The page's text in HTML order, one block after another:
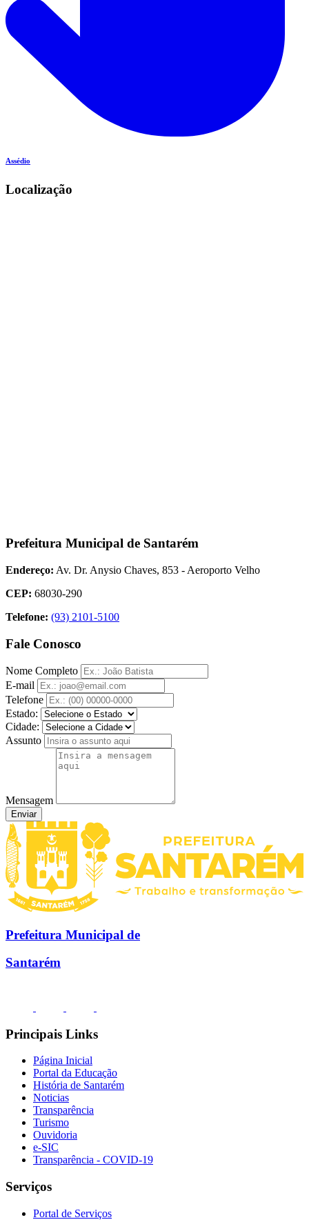
Assédio
Localização
Prefeitura Municipal de Santarém
Endereço: Av. Dr. Anysio Chaves, 853 - Aeroporto Velho
CEP: 68030-290
Telefone: (93) 2101-5100
Fale Conosco
Nome Completo
E-mail
Telefone
Estado:
Cidade:
Assunto
Mensagem
Enviar
Prefeitura Municipal de
Santarém
Principais Links
Página Inicial
Portal da Educação
História de Santarém
Noticias
Transparência
Turismo
Ouvidoria
e-SIC
Transparência - COVID-19
Serviços
Portal de Serviços